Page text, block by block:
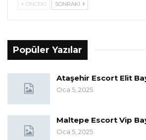
ÖNCEKI SONRAKI
Popüler Yazılar
Ataşehir Escort Elit
Oca 5, 2025
Maltepe Escort Vip
Oca 5, 2025